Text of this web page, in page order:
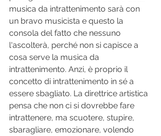
musica da intrattenimento sarà con
un bravo musicista e questo la
consola del fatto che nessuno
l'ascolterà, perché non si capisce a
cosa serve la musica da
intrattenimento. Anzi, è proprio il
concetto di intrattenimento in sé a
essere sbagliato. La direttrice artistica
pensa che non ci si dovrebbe fare
intrattenere, ma scuotere, stupire,
sbaragliare, emozionare, volendo